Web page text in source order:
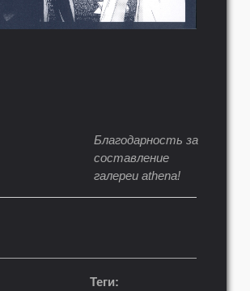
Благодарность за
составление
галереи athena!
Теги: